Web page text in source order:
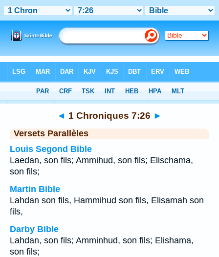
>Chapitre 7 > Verset 26
◄ 1 Chroniques 7:26 ►
Versets Parallèles
Louis Segond Bible
Laedan, son fils; Ammihud, son fils; Elischama,
son fils;
Martin Bible
Lahdan son fils, Hammihud son fils, Elisamah son
fils,
Darby Bible
Lahdan, son fils; Amminhud, son fils; Elishama,
son fils;